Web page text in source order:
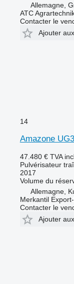
Allemagne,
ATC
Contacter le
Ajouter
14
Amazone
47.480 € TVA
Pulvérisateur
2017
Volume du
Allemagne,
Merkantil
Contacter le
Ajouter